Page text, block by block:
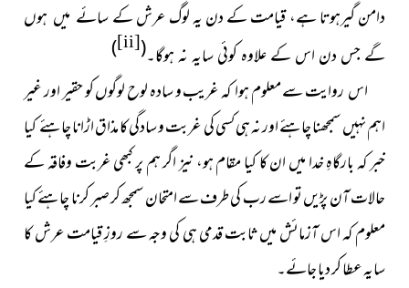
دامن گیرہوتا ہے، قیامت کے دن یہ لوگ عرش کےسائے میں ہوں
گے جس دن اس کے علاوہ کوئی سایہ نہ ہوگا۔(
[ii]
)
اس روایت سے معلوم ہوا کہ غریب و سادہ لوح لوگوں کو حقیر اور غیر
اہم نہیں سمجھنا چاہئے اور نہ ہی کسی کی غربت و سادگی کا مذاق اڑانا چاہئے کیا
خبر کہ بارگاہِ خدا میں ان کا کیا مقام ہو، نیز اگر ہم پر کبھی غربت وفاقہ کے
حالات آن پڑیں تو اسے رب کی طرف سے امتحان سمجھ کر صبر کرنا چاہئے کیا
معلوم کہ اس آزمائش میں ثابت قدمی ہی کی وجہ سے روزِ قیامت عرش کا
سایہ عطا کر دیا جائے۔